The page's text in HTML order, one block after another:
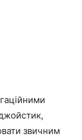
звичним